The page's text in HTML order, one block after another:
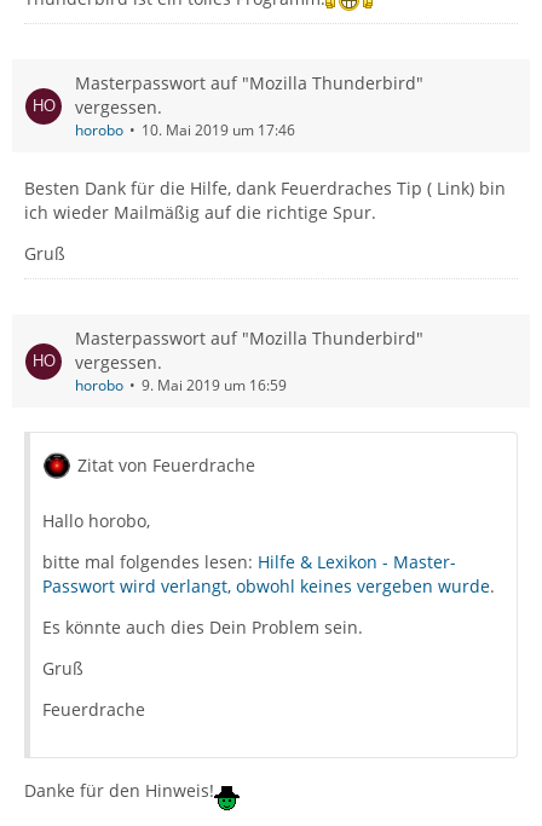
Masterpasswort auf "Mozilla Thunderbird"
vergessen.
horobo 10. Mai 2019 um 17:46
Besten Dank für die Hilfe, dank Feuerdraches Tip ( Link) bin
ich wieder Mailmäßig auf die richtige Spur.
Gruß
Masterpasswort auf "Mozilla Thunderbird"
vergessen.
horobo 9. Mai 2019 um 16:59
Zitat von Feuerdrache
Hallo horobo,
bitte mal folgendes lesen: Hilfe & Lexikon - Master-
Passwort wird verlangt, obwohl keines vergeben wurde.
Es könnte auch dies Dein Problem sein.
Gruß
Feuerdrache
Danke für den Hinweis!